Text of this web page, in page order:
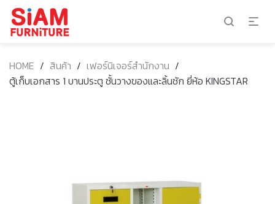
HOME / สินค้า / เฟอร์นิเจอร์สำนักงาน /
ตู้เก็บเอกสาร 1 บานประตู ชั้นวางของและลิ้นชัก ยี่ห้อ KINGSTAR